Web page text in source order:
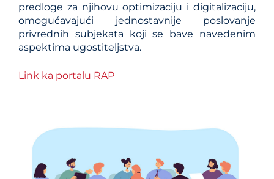
predloge za njihovu optimizaciju i digitalizaciju,
omogućavajući jednostavnije poslovanje
privrednih subjekata koji se bave navedenim
aspektima ugostiteljstva.
Link ka portalu RAP